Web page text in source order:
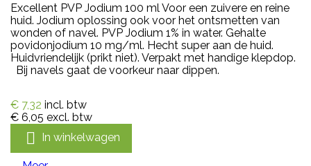
Excellent PVP Jodium 100 ml Voor een zuivere en reine
huid. Jodium oplossing ook voor het ontsmetten van
wonden of navel. PVP Jodium 1% in water. Gehalte
povidonjodium 10 mg/ml. Hecht super aan de huid.
Huidvriendelijk (prikt niet). Verpakt met handige klepdop.
Bij navels gaat de voorkeur naar dippen.
€ 7,32 incl. btw
€ 6,05 excl. btw
 In winkelwagen